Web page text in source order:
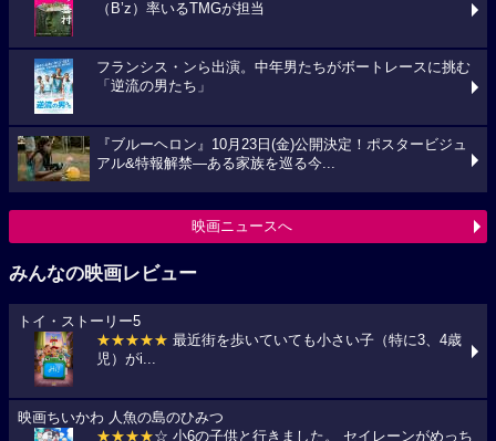
（B’z）率いるTMGが担当
フランシス・ンら出演。中年男たちがボートレースに挑む
「逆流の男たち」
『ブルーヘロン』10月23日(金)公開決定！ポスタービジュ
アル&特報解禁―ある家族を巡る今...
映画ニュースへ
みんなの映画レビュー
トイ・ストーリー5
★★★★★ 最近街を歩いていても小さい子（特に3、4歳
児）がi...
映画ちいかわ 人魚の島のひみつ
★★★★☆ 小6の子供と行きました。 セイレーンがめっち